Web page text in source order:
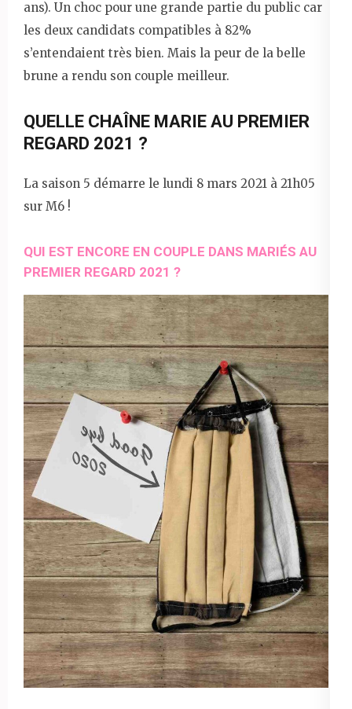
ans). Un choc pour une grande partie du public car
les deux candidats compatibles à 82%
s’entendaient très bien. Mais la peur de la belle
brune a rendu son couple meilleur.
QUELLE CHAÎNE MARIE AU PREMIER
REGARD 2021 ?
La saison 5 démarre le lundi 8 mars 2021 à 21h05
sur M6 !
QUI EST ENCORE EN COUPLE DANS MARIÉS AU
PREMIER REGARD 2021 ?